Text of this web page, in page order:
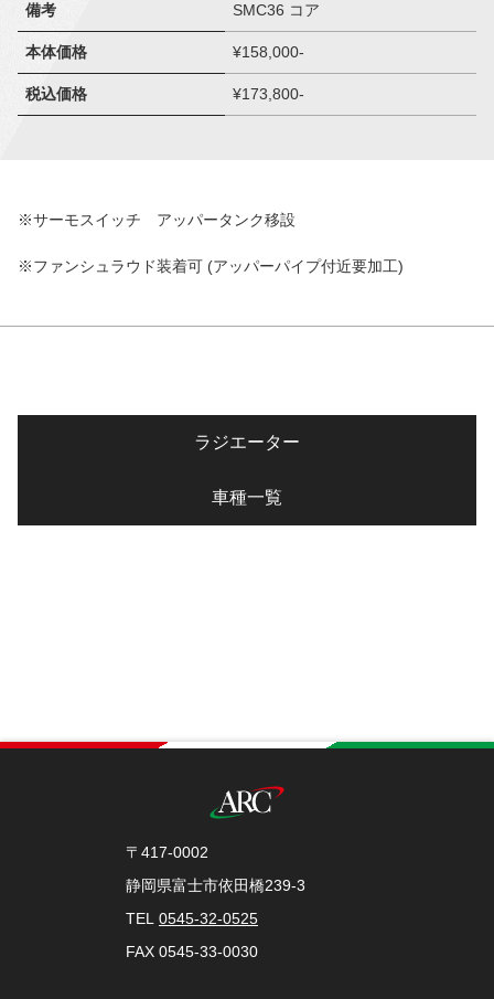
備考 SMC36 コア
本体価格 ¥158,000-
税込価格 ¥173,800-
※サーモスイッチ アッパータンク移設
※ファンシュラウド装着可 (アッパーパイプ付近要加工)
ラジエーター
車種一覧
〒417-0002
静岡県富士市依田橋239-3
TEL 0545-32-0525
FAX 0545-33-0030